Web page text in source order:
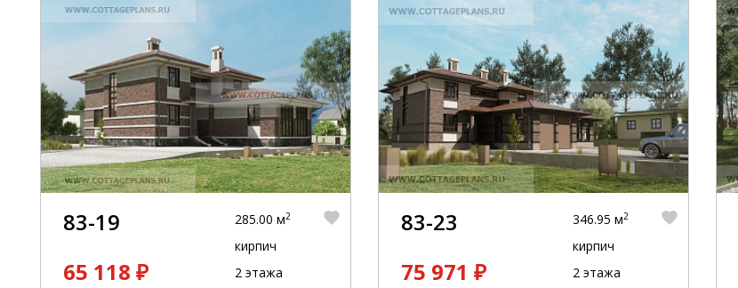
83-19
65 118 ₽
285.00 м2
кирпич
2 этажа
83-23
75 971 ₽
346.95 м2
кирпич
2 этажа